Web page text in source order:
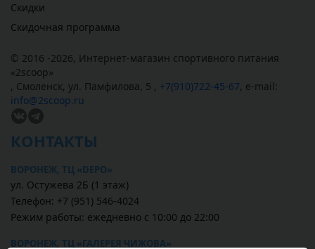
Скидки
Скидочная программа
© 2016 -2026, Интернет-магазин спортивного питания
«2scoop»
, Смоленск, ул. Памфилова, 5 , +7(910)722-45-67, e-mail:
info@2scoop.ru
КОНТАКТЫ
ВОРОНЕЖ, ТЦ «DEPO»
ул. Остужева 2Б (1 этаж)
Телефон: +7 (951) 546-4024
Режим работы: ежедневно с 10:00 до 22:00
ВОРОНЕЖ, ТЦ «ГАЛЕРЕЯ ЧИЖОВА»